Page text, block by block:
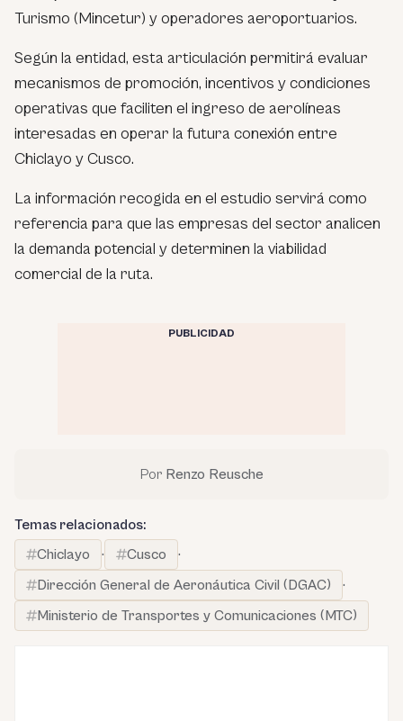
Turismo (Mincetur) y operadores aeroportuarios.
Según la entidad, esta articulación permitirá evaluar
mecanismos de promoción, incentivos y condiciones
operativas que faciliten el ingreso de aerolíneas
interesadas en operar la futura conexión entre
Chiclayo y Cusco.
La información recogida en el estudio servirá como
referencia para que las empresas del sector analicen
la demanda potencial y determinen la viabilidad
comercial de la ruta.
PUBLICIDAD
Por Renzo Reusche
Temas relacionados:
Chiclayo
· Cusco
·
Dirección General de Aeronáutica Civil (DGAC)
·
Ministerio de Transportes y Comunicaciones (MTC)